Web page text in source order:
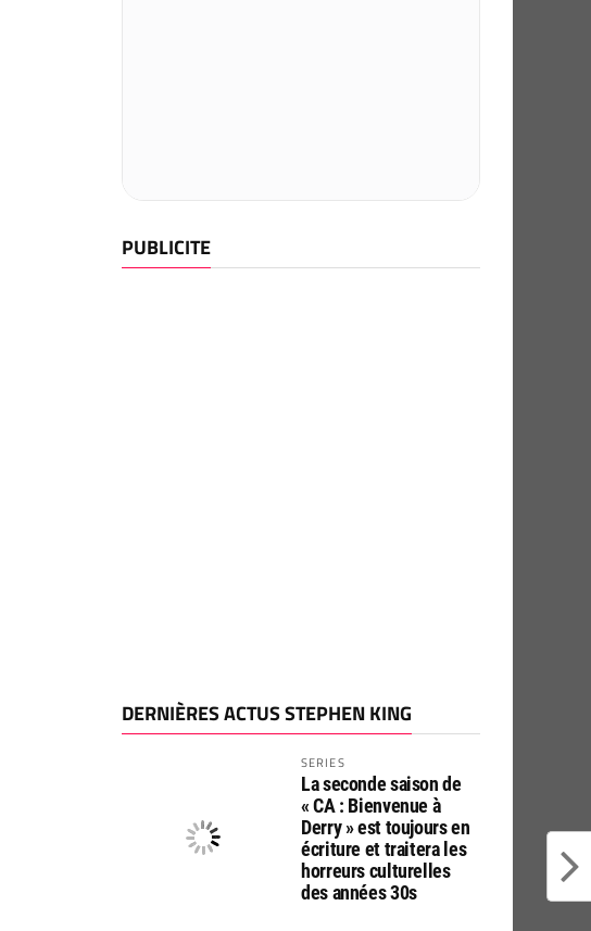
PUBLICITE
DERNIÈRES ACTUS STEPHEN KING
SERIES
La seconde saison de
« CA : Bienvenue à
Derry » est toujours en
écriture et traitera les
horreurs culturelles
des années 30s